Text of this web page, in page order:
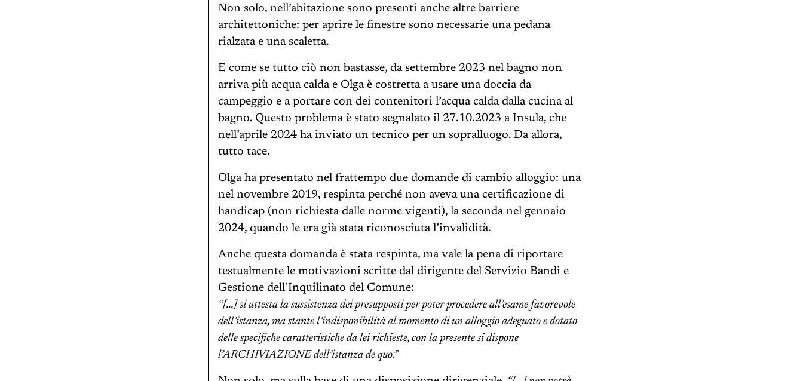
Non solo, nell’abitazione sono presenti anche altre barriere
architettoniche: per aprire le finestre sono necessarie una pedana
rialzata e una scaletta.
E come se tutto ciò non bastasse, da settembre 2023 nel bagno non
arriva più acqua calda e Olga è costretta a usare una doccia da
campeggio e a portare con dei contenitori l’acqua calda dalla cucina al
bagno. Questo problema è stato segnalato il 27.10.2023 a Insula, che
nell’aprile 2024 ha inviato un tecnico per un sopralluogo. Da allora,
tutto tace.
Olga ha presentato nel frattempo due domande di cambio alloggio: una
nel novembre 2019, respinta perché non aveva una certificazione di
handicap (non richiesta dalle norme vigenti), la seconda nel gennaio
2024, quando le era già stata riconosciuta l’invalidità.
Anche questa domanda è stata respinta, ma vale la pena di riportare
testualmente le motivazioni scritte dal dirigente del Servizio Bandi e
Gestione dell’Inquilinato del Comune:
“[...] si attesta la sussistenza dei presupposti per poter procedere all’esame favorevole
dell’istanza, ma stante l’indisponibilità al momento di un alloggio adeguato e dotato
delle specifiche caratteristiche da lei richieste, con la presente si dispone
l’ARCHIVIAZIONE dell’istanza de quo.”